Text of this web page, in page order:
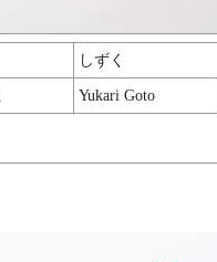
しずく
Yukari Goto